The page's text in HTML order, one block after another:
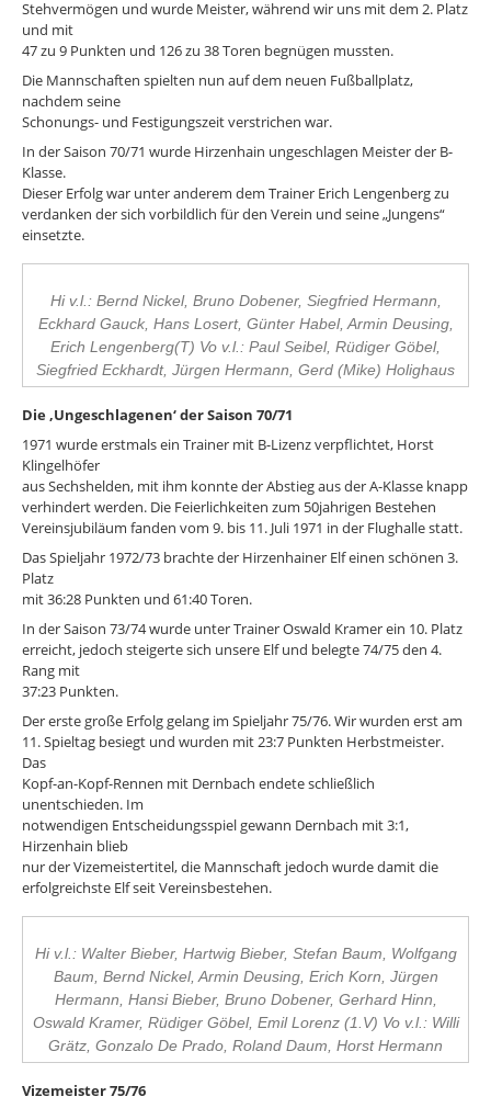
Stehvermögen und wurde Meister, während wir uns mit dem 2. Platz
und mit
47 zu 9 Punkten und 126 zu 38 Toren begnügen mussten.
Die Mannschaften spielten nun auf dem neuen Fußballplatz,
nachdem seine
Schonungs- und Festigungszeit verstrichen war.
In der Saison 70/71 wurde Hirzenhain ungeschlagen Meister der B-
Klasse.
Dieser Erfolg war unter anderem dem Trainer Erich Lengenberg zu
verdanken der sich vorbildlich für den Verein und seine „Jungens“
einsetzte.
Hi v.l.: Bernd Nickel, Bruno Dobener, Siegfried Hermann,
Eckhard Gauck, Hans Losert, Günter Habel, Armin Deusing,
Erich Lengenberg(T) Vo v.l.: Paul Seibel, Rüdiger Göbel,
Siegfried Eckhardt, Jürgen Hermann, Gerd (Mike) Holighaus
Die ‚Ungeschlagenen‘ der Saison 70/71
1971 wurde erstmals ein Trainer mit B-Lizenz verpflichtet, Horst
Klingelhöfer
aus Sechshelden, mit ihm konnte der Abstieg aus der A-Klasse knapp
verhindert werden. Die Feierlichkeiten zum 50jahrigen Bestehen
Vereinsjubiläum fanden vom 9. bis 11. Juli 1971 in der Flughalle statt.
Das Spieljahr 1972/73 brachte der Hirzenhainer Elf einen schönen 3.
Platz
mit 36:28 Punkten und 61:40 Toren.
In der Saison 73/74 wurde unter Trainer Oswald Kramer ein 10. Platz
erreicht, jedoch steigerte sich unsere Elf und belegte 74/75 den 4.
Rang mit
37:23 Punkten.
Der erste große Erfolg gelang im Spieljahr 75/76. Wir wurden erst am
11. Spieltag besiegt und wurden mit 23:7 Punkten Herbstmeister.
Das
Kopf-an-Kopf-Rennen mit Dernbach endete schließlich
unentschieden. Im
notwendigen Entscheidungsspiel gewann Dernbach mit 3:1,
Hirzenhain blieb
nur der Vizemeistertitel, die Mannschaft jedoch wurde damit die
erfolgreichste Elf seit Vereinsbestehen.
Hi v.l.: Walter Bieber, Hartwig Bieber, Stefan Baum, Wolfgang
Baum, Bernd Nickel, Armin Deusing, Erich Korn, Jürgen
Hermann, Hansi Bieber, Bruno Dobener, Gerhard Hinn,
Oswald Kramer, Rüdiger Göbel, Emil Lorenz (1.V) Vo v.l.: Willi
Grätz, Gonzalo De Prado, Roland Daum, Horst Hermann
Vizemeister 75/76